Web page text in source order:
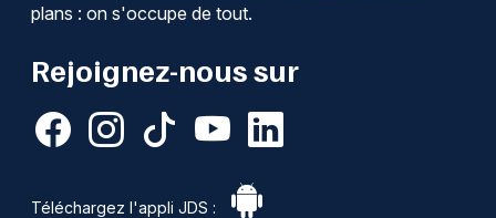
plans : on s'occupe de tout.
Rejoignez-nous sur
Téléchargez l'appli JDS :